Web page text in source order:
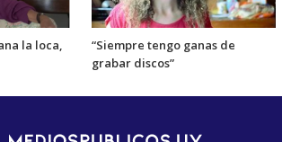
la loca,
“Siempre tengo ganas de
grabar discos”